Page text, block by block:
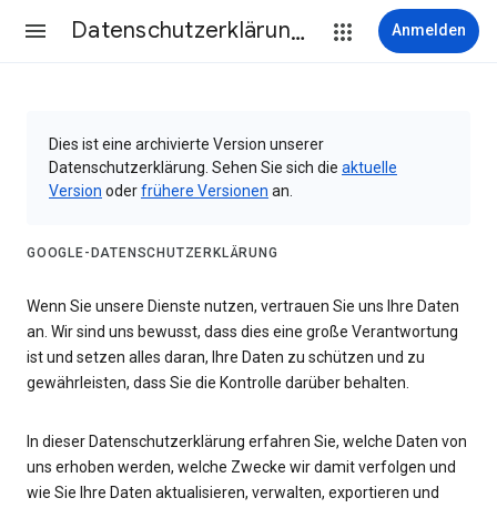
Datenschutzerklärung & Nutzungsbedingungen Anmelden
Dies ist eine archivierte Version unserer
Datenschutzerklärung. Sehen Sie sich die aktuelle
Version oderfrühere Versionen an.
GOOGLE-DATENSCHUTZERKLÄRUNG
Wenn Sie unsere Dienste nutzen, vertrauen Sie uns Ihre Daten
an. Wir sind uns bewusst, dass dies eine große Verantwortung
ist und setzen alles daran, Ihre Daten zu schützen und zu
gewährleisten, dass Sie die Kontrolle darüber behalten.
In dieser Datenschutzerklärung erfahren Sie, welche Daten von
uns erhoben werden, welche Zwecke wir damit verfolgen und
wie Sie Ihre Daten aktualisieren, verwalten, exportieren und